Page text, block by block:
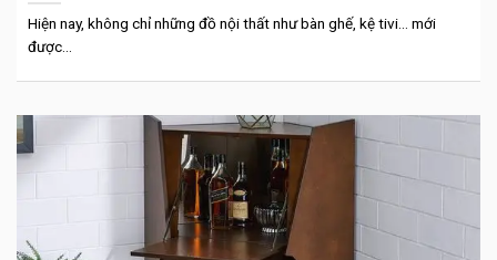
Hiện nay, không chỉ những đồ nội thất như bàn ghế, kệ tivi… mới
được...